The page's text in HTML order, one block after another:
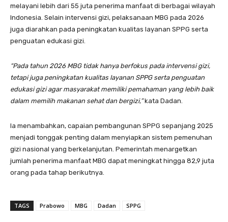
melayani lebih dari 55 juta penerima manfaat di berbagai wilayah
Indonesia. Selain intervensi gizi, pelaksanaan MBG pada 2026
juga diarahkan pada peningkatan kualitas layanan SPPG serta
penguatan edukasi gizi.
“Pada tahun 2026 MBG tidak hanya berfokus pada intervensi gizi,
tetapi juga peningkatan kualitas layanan SPPG serta penguatan
edukasi gizi agar masyarakat memiliki pemahaman yang lebih baik
dalam memilih makanan sehat dan bergizi,”kata Dadan.
Ia menambahkan, capaian pembangunan SPPG sepanjang 2025
menjadi tonggak penting dalam menyiapkan sistem pemenuhan
gizi nasional yang berkelanjutan. Pemerintah menargetkan
jumlah penerima manfaat MBG dapat meningkat hingga 82,9 juta
orang pada tahap berikutnya.
TAGS Prabowo MBG Dadan SPPG